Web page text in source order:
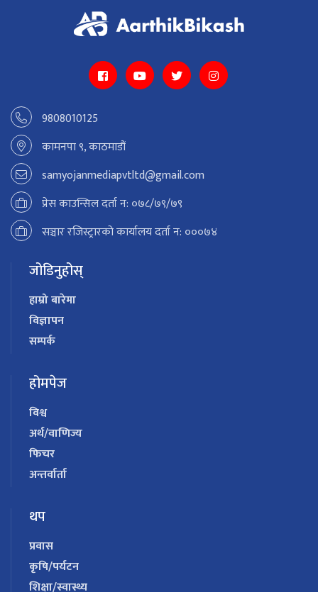
9808010125
कामनपा ९, काठमाडौं
samyojanmediapvtltd@gmail.com
प्रेस काउन्सिल दर्ता न: ०७८/७९/७९
सञ्चार रजिस्ट्रारको कार्यालय दर्ता न: ०००७४
जोडिनुहोस्
हाम्रो बारेमा
विज्ञापन
सम्पर्क
होमपेज
विश्व
अर्थ/वाणिज्य
फिचर
अन्तर्वार्ता
थप
प्रवास
कृषि/पर्यटन
शिक्षा/स्वास्थ्य